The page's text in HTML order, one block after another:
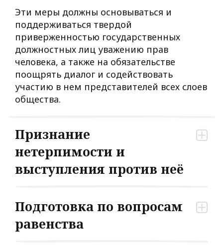
Эти меры должны основываться и
поддерживаться твердой
приверженностью государственных
должностных лиц уважению прав
человека, а также на обязательстве
поощрять диалог и содействовать
участию в нем представителей всех слоев
общества.
Признание
нетерпимости и
выступления против неё
Подготовка по вопросам
равенства